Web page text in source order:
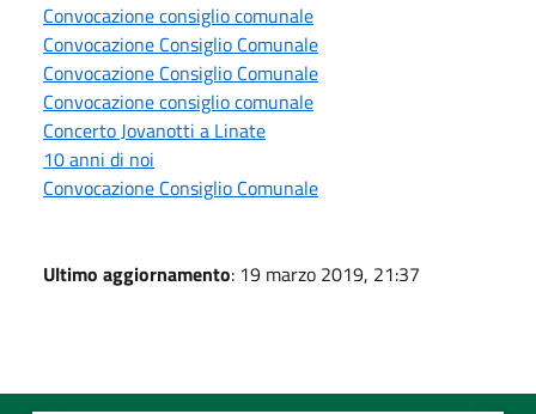
Convocazione consiglio comunale
Convocazione Consiglio Comunale
Convocazione Consiglio Comunale
Convocazione consiglio comunale
Concerto Jovanotti a Linate
10 anni di noi
Convocazione Consiglio Comunale
Ultimo aggiornamento: 19 marzo 2019, 21:37